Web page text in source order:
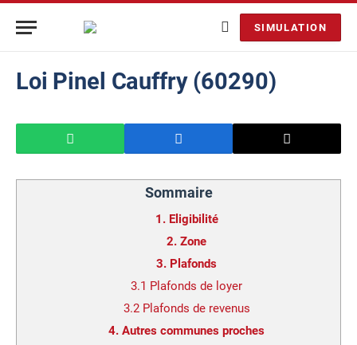
SIMULATION
Loi Pinel Cauffry (60290)
Sommaire
1. Eligibilité
2. Zone
3. Plafonds
3.1 Plafonds de loyer
3.2 Plafonds de revenus
4. Autres communes proches